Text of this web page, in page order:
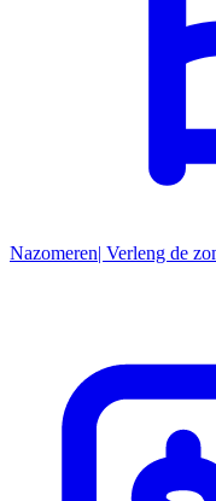
Nazomeren| Verleng de